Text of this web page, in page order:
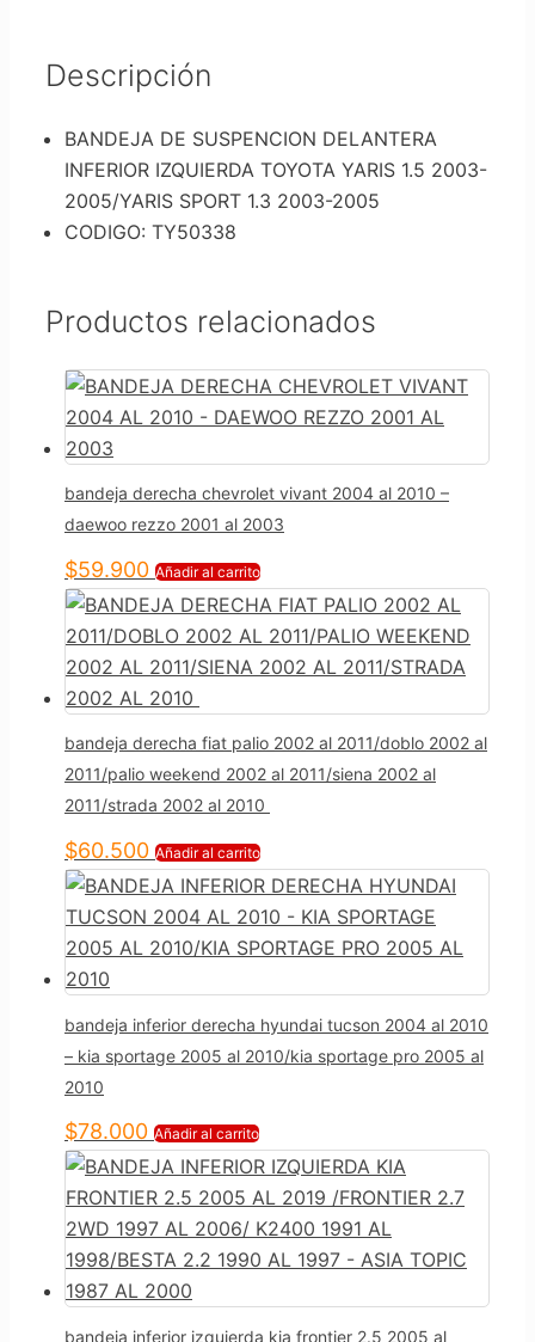
Descripción
BANDEJA DE SUSPENCION DELANTERA
INFERIOR IZQUIERDA TOYOTA YARIS 1.5 2003-
2005/YARIS SPORT 1.3 2003-2005
CODIGO: TY50338
Productos relacionados
bandeja derecha chevrolet vivant 2004 al 2010 –
daewoo rezzo 2001 al 2003
$59.900 Añadir al carrito
bandeja derecha fiat palio 2002 al 2011/doblo 2002 al
2011/palio weekend 2002 al 2011/siena 2002 al
2011/strada 2002 al 2010
$60.500 Añadir al carrito
bandeja inferior derecha hyundai tucson 2004 al 2010
– kia sportage 2005 al 2010/kia sportage pro 2005 al
2010
$78.000 Añadir al carrito
bandeja inferior izquierda kia frontier 2.5 2005 al